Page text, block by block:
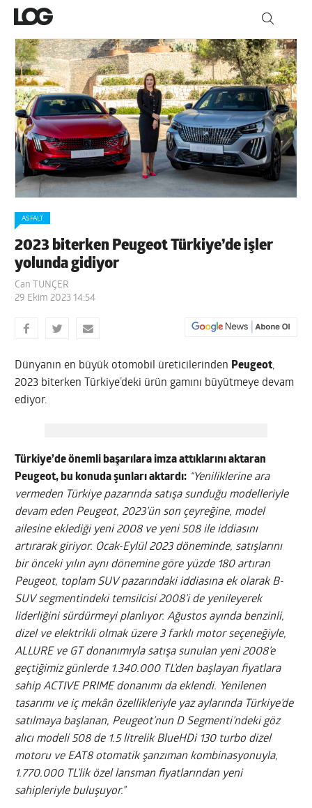
ASFALT
2023 biterken Peugeot Türkiye’de işler
yolunda gidiyor
Can TUNÇER
29 Ekim 2023 14:54
Dünyanın en büyük otomobil üreticilerinden Peugeot,
2023 biterken Türkiye’deki ürün gamını büyütmeye devam
ediyor.
Türkiye’de önemli başarılara imza attıklarını aktaran
Peugeot, bu konuda şunları aktardı: “Yeniliklerine ara
vermeden Türkiye pazarında satışa sunduğu modelleriyle
devam eden Peugeot, 2023’ün son çeyreğine, model
ailesine eklediği yeni 2008 ve yeni 508 ile iddiasını
artırarak giriyor. Ocak-Eylül 2023 döneminde, satışlarını
bir önceki yılın aynı dönemine göre yüzde 180 artıran
Peugeot, toplam SUV pazarındaki iddiasına ek olarak B-
SUV segmentindeki temsilcisi 2008’i de yenileyerek
liderliğini sürdürmeyi planlıyor. Ağustos ayında benzinli,
dizel ve elektrikli olmak üzere 3 farklı motor seçeneğiyle,
ALLURE ve GT donanımıyla satışa sunulan yeni 2008’e
geçtiğimiz günlerde 1.340.000 TL’den başlayan fiyatlara
sahip ACTIVE PRIME donanımı da eklendi. Yenilenen
tasarımı ve iç mekân özellikleriyle yaz aylarında Türkiye’de
satılmaya başlanan, Peugeot’nun D Segmenti’ndeki göz
alıcı modeli 508 de 1.5 litrelik BlueHDi 130 turbo dizel
motoru ve EAT8 otomatik şanzıman kombinasyonuyla,
1.770.000 TL’lik özel lansman fiyatlarından yeni
sahipleriyle buluşuyor.”